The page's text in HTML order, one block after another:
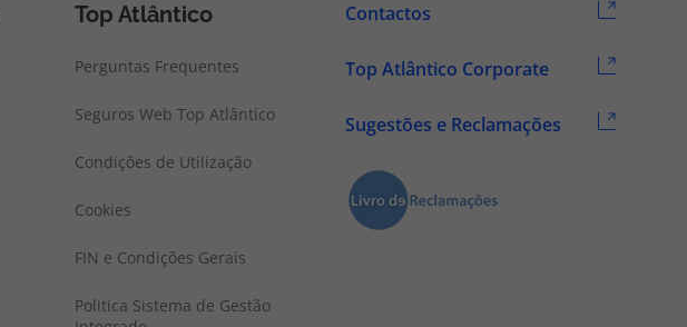
Top Atlântico
Perguntas Frequentes
Seguros Web Top Atlântico
Condições de Utilização
Cookies
FIN e Condições Gerais
Politica Sistema de Gestão
Contactos
Top Atlântico Corporate
Sugestões e Reclamações